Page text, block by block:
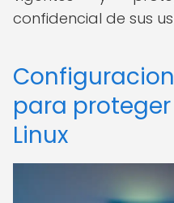
confidencial de sus
para
Linux